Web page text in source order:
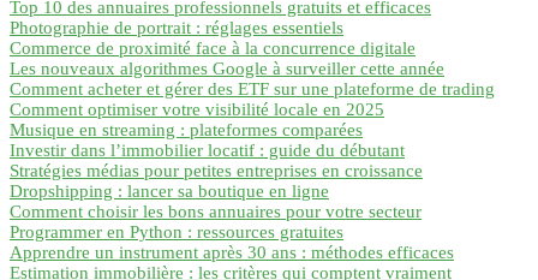
Top 10 des annuaires professionnels gratuits et efficaces
Photographie de portrait : réglages essentiels
Commerce de proximité face à la concurrence digitale
Les nouveaux algorithmes Google à surveiller cette année
Comment acheter et gérer des ETF sur une plateforme de trading
Comment optimiser votre visibilité locale en 2025
Musique en streaming : plateformes comparées
Investir dans l’immobilier locatif : guide du débutant
Stratégies médias pour petites entreprises en croissance
Dropshipping : lancer sa boutique en ligne
Comment choisir les bons annuaires pour votre secteur
Programmer en Python : ressources gratuites
Apprendre un instrument après 30 ans : méthodes efficaces
Estimation immobilière : les critères qui comptent vraiment